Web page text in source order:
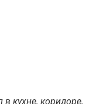
кухне, коридоре,